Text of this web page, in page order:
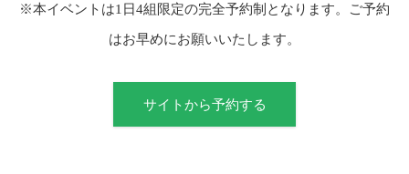
※本イベントは1日4組限定の完全予約制となります。ご予約
はお早めにお願いいたします。
サイトから予約する